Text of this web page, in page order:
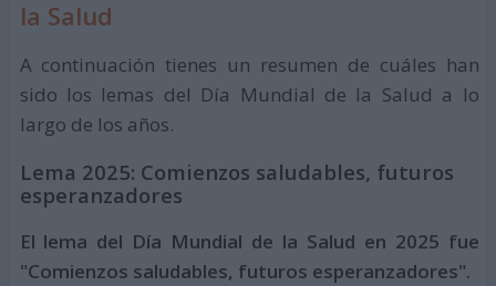
la Salud
A continuación tienes un resumen de cuáles han
sido los lemas del Día Mundial de la Salud a lo
largo de los años.
Lema 2025: Comienzos saludables, futuros
esperanzadores
El lema del Día Mundial de la Salud en 2025 fue
"Comienzos saludables, futuros esperanzadores".